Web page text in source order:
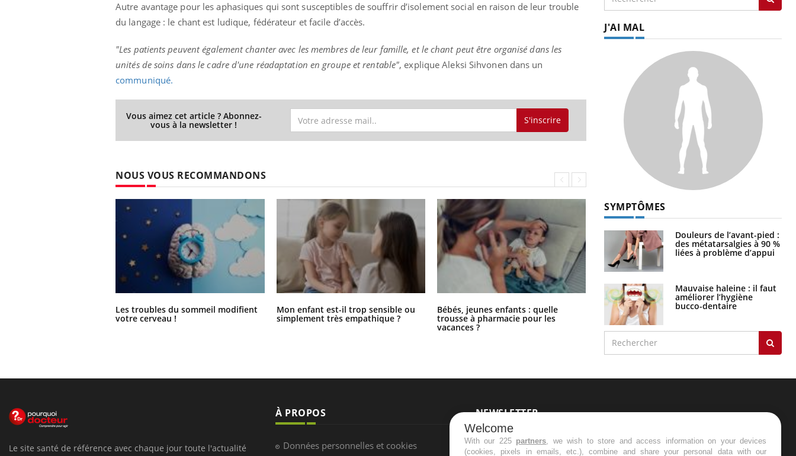
Autre avantage pour les aphasiques qui sont susceptibles de souffrir d’isolement social en raison de leur trouble
du langage : le chant est ludique, fédérateur et facile d’accès.
"Les patients peuvent également chanter avec les membres de leur famille, et le chant peut être organisé dans les
unités de soins dans le cadre d'une réadaptation en groupe et rentable", explique Aleksi Sihvonen dans un
communiqué.
Vous aimez cet article ? Abonnez-
vous à la newsletter ! S'inscrire
NOUS VOUS RECOMMANDONS
Les troubles du sommeil modifient
votre cerveau !
Mon enfant est-il trop sensible ou
simplement très empathique ?
Bébés, jeunes enfants : quelle
trousse à pharmacie pour les
vacances ?
Syndrome métabolique : quels sont
les meilleurs exercices physiques ?
J'AI MAL
SYMPTÔMES
Douleurs de l’avant-pied :
des métatarsalgies à 90 %
liées à problème d’appui
Mauvaise haleine : il faut
améliorer l’hygiène
bucco-dentaire
Le site santé de référence avec chaque jour toute l'actualité
À PROPOS
Données personnelles et cookies
NEWSLETTER
Recevez toutes les semaines les meilleures
infos santé
Welcome
With our 225 partners, we wish to store and access information on your devices
(cookies, pixels in emails, etc.), combine and share your personal data with our